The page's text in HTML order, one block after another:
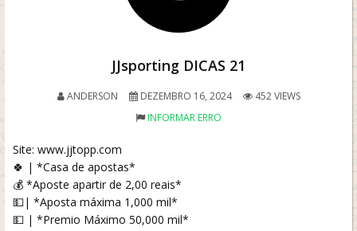
JJsporting DICAS 21
ANDERSON DEZEMBRO 16, 2024
452 VIEWS
INFORMAR ERRO
Site: www.jjtopp.com
🍀 | *Casa de apostas*
💰 *Aposte apartir de 2,00 reais*
💵| *Aposta máxima 1,000 mil*
💵 | *Premio Máximo 50,000 mil*